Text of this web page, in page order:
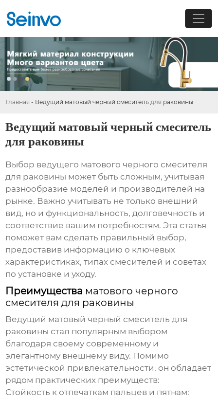
Главная - Ведущий матовый черный смеситель для раковины
Ведущий матовый черный смеситель
для раковины
Выбор ведущего матового черного смесителя
для раковины может быть сложным, учитывая
разнообразие моделей и производителей на
рынке. Важно учитывать не только внешний
вид, но и функциональность, долговечность и
соответствие вашим потребностям. Эта статья
поможет вам сделать правильный выбор,
предоставив информацию о ключевых
характеристиках, типах смесителей и советах
по установке и уходу.
Преимущества матового черного
смесителя для раковины
Ведущий матовый черный смеситель для
раковины стал популярным выбором
благодаря своему современному и
элегантному внешнему виду. Помимо
эстетической привлекательности, он обладает
рядом практических преимуществ:
Стойкость к отпечаткам пальцев и пятнам: